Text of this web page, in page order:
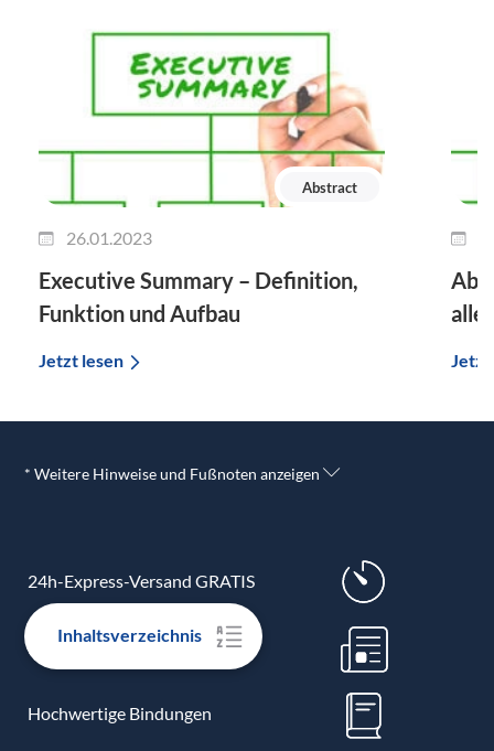
Inhaltsverzeichnis
Abstract
26.01.2023
Executive Summary – Definition,
Funktion und Aufbau
Jetzt lesen Jetzt
* Weitere Hinweise und Fußnoten anzeigen
24h-Express-Versand GRATIS
Erstklassige Druckqualität
Hochwertige Bindungen